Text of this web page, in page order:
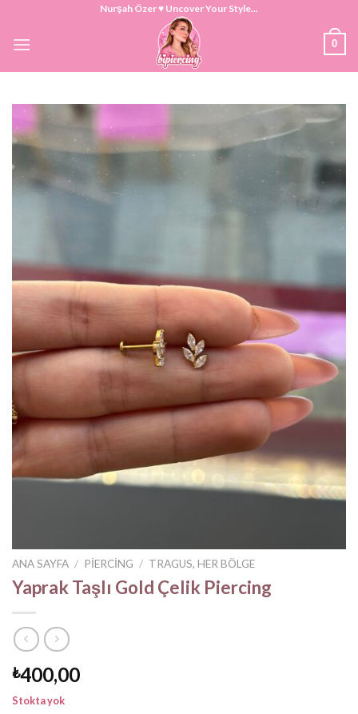
content
Nurşah Özer ♥ Uncover Your Style...
0
ANA SAYFA / PIERCING / TRAGUS, HER BÖLGE
Yaprak Taşlı Gold Çelik Piercing
₺400,00
Stokta yok